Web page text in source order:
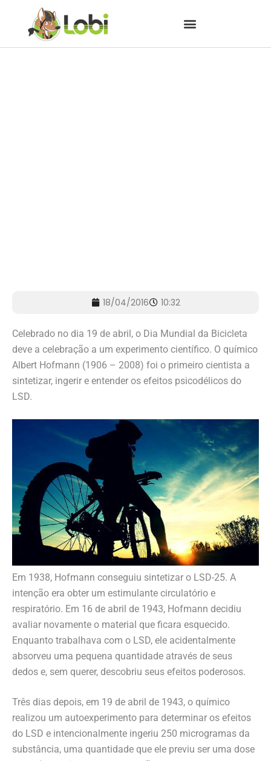
18/04/2016 10:32
Celebrado no dia 19 de abril, o Dia Mundial da Bicicleta
deve a celebração a um experimento científico. O químico
Albert Hofmann (1906 – 2008) foi o primeiro cientista a
sintetizar, ingerir e entender os efeitos psicodélicos do
LSD.
Em 1938, Hofmann conseguiu sintetizar o LSD-25. A
intenção era obter um estimulante circulatório e
respiratório. Em 16 de abril de 1943, Hofmann decidiu
avaliar novamente o material que ficara esquecido.
Enquanto trabalhava com o LSD, ele acidentalmente
absorveu uma pequena quantidade através de seus
dedos e, sem querer, descobriu seus efeitos poderosos.
Três dias depois, em 19 de abril de 1943, o químico
realizou um autoexperimento para determinar os efeitos
do LSD e intencionalmente ingeriu 250 microgramas da
substância, uma quantidade que ele previu ser uma dose